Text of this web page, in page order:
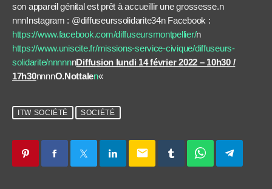
son appareil génital est prêt à accueillir une grossesse.n
nnnInstagram : @diffuseurssolidarite34n Facebook :
https://www.facebook.com/diffuseursmontpellier/n
https://www.uniscite.fr/missions-service-civique/diffuseurs-
solidarite/nnnnnnDiffusion lundi 14 février 2022 – 10h30 /
17h30nnnnO.Nottalen«
ITW SOCIÉTÉ SOCIÉTÉ
email